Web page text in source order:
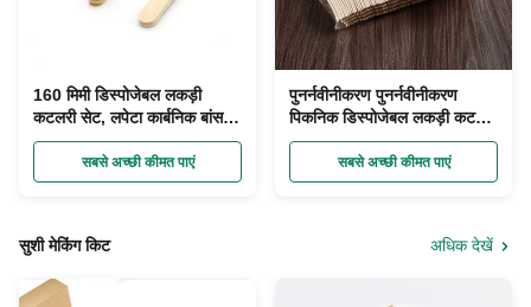
160 मिमी डिस्पोजेबल लकड़ी
कटलरी सेट, लपेटा कार्बनिक बांस के
बर्तन चम्मच चाकू कांटा
सबसे अच्छी कीमत पाएं
पुनर्नवीनीकरण पुनर्नवीनीकरण
पिकनिक डिस्पोजेबल लकड़ी कटलरी
सेट बायोडिग्रेडेबल Bagasse
सबसे अच्छी कीमत पाएं
सुशी मेकिंग किट अधिक देखें